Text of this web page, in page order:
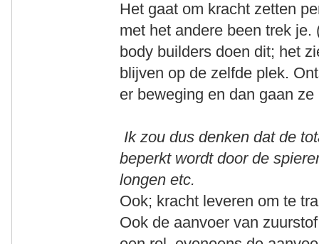
Het gaat om kracht zetten
met het andere been trek
body builders doen dit; het
blijven op de zelfde plek.
er beweging en dan gaan ze
Ik zou dus denken dat de
beperkt wordt door de
longen etc.
Ook; kracht leveren om te
Ook de aanvoer van